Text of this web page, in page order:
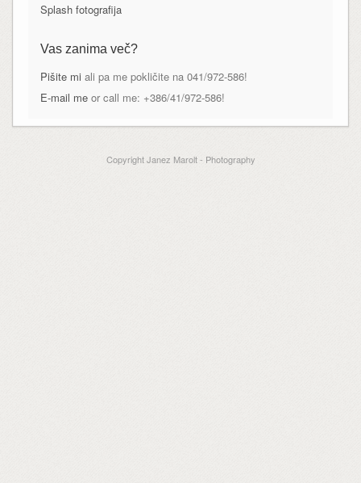
Splash fotografija
Vas zanima več?
Pišite mi ali pa me pokličite na 041/972-586!
E-mail meor call me: +386/41/972-586!
Copyright Janez Marolt - Photography